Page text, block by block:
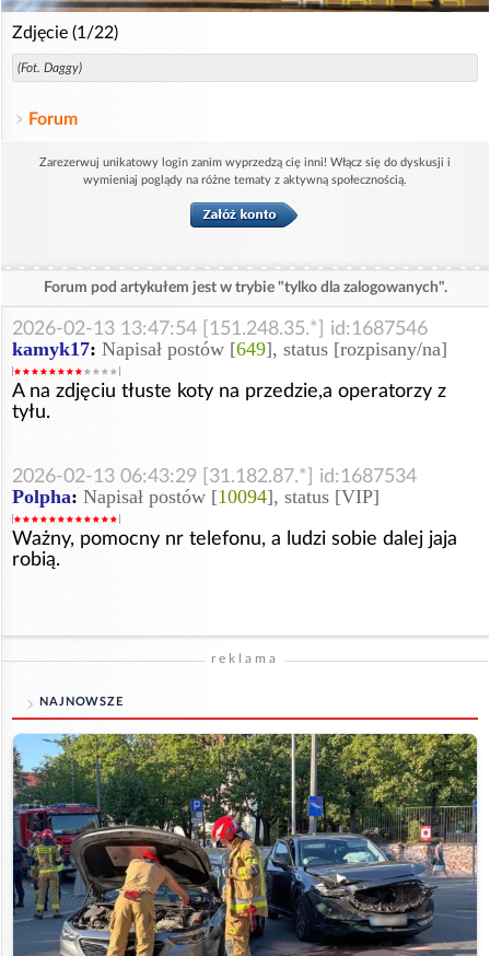
Zdjęcie (1/22)
(Fot. Daggy)
Forum
Zarezerwuj unikatowy login zanim wyprzedzą cię inni! Włącz się do dyskusji i
wymieniaj poglądy na różne tematy z aktywną społecznością.
Forum pod artykułem jest w trybie "tylko dla zalogowanych".
2026-02-13 13:47:54 [151.248.35.*] id:1687546
kamyk17: Napisał postów [649], status [rozpisany/na]
A na zdjęciu tłuste koty na przedzie,a operatorzy z
tyłu.
2026-02-13 06:43:29 [31.182.87.*] id:1687534
Polpha: Napisał postów [10094], status [VIP]
Ważny, pomocny nr telefonu, a ludzi sobie dalej jaja
robią.
reklama
NAJNOWSZE